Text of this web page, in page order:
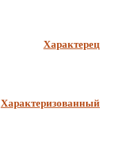
Характерец
Характеризованный